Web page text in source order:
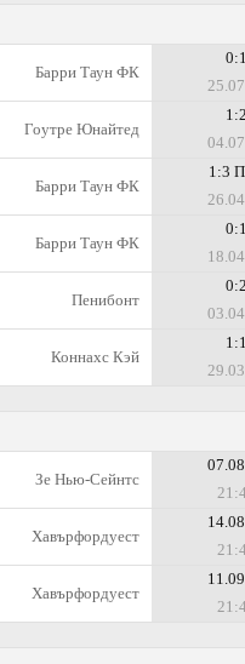
Барри Таун ФК
0:1
Гоутре Юнайтед
1:2
Барри Таун ФК
1:3
Барри Таун ФК
0:1
Пенибонт
0:2
Коннахс Кэй
1:1
Зе Нью-Сейнтс
Хавърфордуест
Хавърфордуест